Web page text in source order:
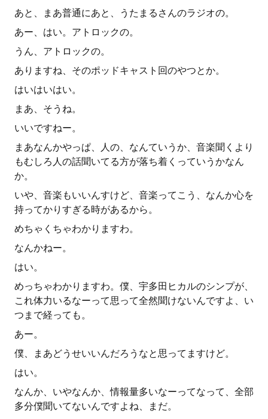
あと、まあ普通にあと、うたまるさんのラジオの。
あー、はい。アトロックの。
うん、アトロックの。
ありますね、そのポッドキャスト回のやつとか。
はいはいはい。
まあ、そうね。
いいですねー。
まあなんかやっぱ、人の、なんていうか、音楽聞くより
もむしろ人の話聞いてる方が落ち着くっていうかなん
か。
いや、音楽もいいんすけど、音楽ってこう、なんか心を
持ってかりすぎる時があるから。
めちゃくちゃわかりますわ。
なんかねー。
はい。
めっちゃわかりますわ。僕、宇多田ヒカルのシンプが、
これ体力いるなーって思って全然聞けないんですよ、い
つまで経っても。
あー。
僕、まあどうせいいんだろうなと思ってますけど。
はい。
なんか、いやなんか、情報量多いなーってなって、全部
多分僕聞いてないんですよね、まだ。